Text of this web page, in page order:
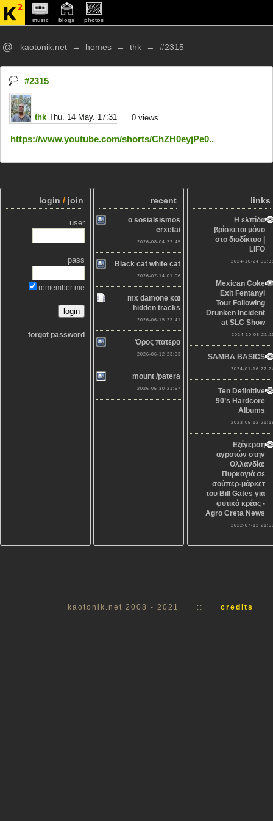
music blogs photos
@ kaotonik.net → homes → thk → #2315
#2315
thk Thu. 14 May. 17:31 0 views
https://www.youtube.com/shorts/ChZH0eyjPe0..
login / join
user
pass
remember me
forgot password
recent
o sosialsismos
erxetai
2026-08-04 22:45
Black cat white cat
2026-07-14 01:06
mx damone και
hidden tracks
2026-06-15 23:41
Όρος πατερα
2026-06-12 23:03
mount /patera
2026-05-30 21:57
links
Η ελπίδα
βρίσκεται μόνο
στο διαδίκτυο |
LiFO
2024-10-24
Mexican Coke
Exit Fentanyl
Tour Following
Drunken Incident
at SLC Show
2024-10-08
SAMBA BASICS
2024-01-16
Ten Definitive
90’s Hardcore
Albums
2023-05-12
Εξέγερση
αγροτών στην
Ολλανδία:
Πυρκαγιά σε
σούπερ-μάρκετ
του Bill Gates για
φυτικό κρέας -
Agro Creta News
2022-07-12
kaotonik.net 2008 - 2021 :: credits